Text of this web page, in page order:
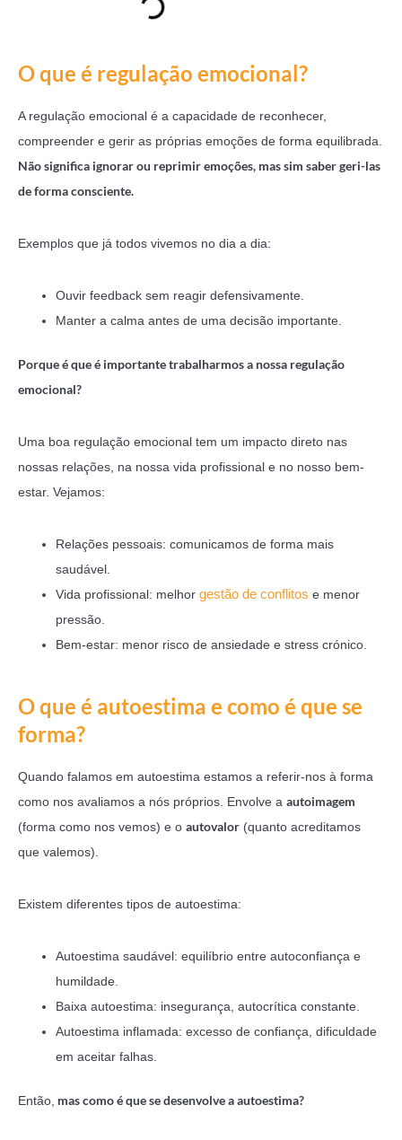
O que é regulação emocional?
A regulação emocional é a capacidade de reconhecer,
compreender e gerir as próprias emoções de forma equilibrada.
Não significa ignorar ou reprimir emoções, mas sim saber geri-las
de forma consciente.
Exemplos que já todos vivemos no dia a dia:
Ouvir feedback sem reagir defensivamente.
Manter a calma antes de uma decisão importante.
Porque é que é importante trabalharmos a nossa regulação
emocional?
Uma boa regulação emocional tem um impacto direto nas
nossas relações, na nossa vida profissional e no nosso bem-
estar. Vejamos:
Relações pessoais: comunicamos de forma mais
saudável.
Vida profissional: melhor gestão de conflitos e menor
pressão.
Bem-estar: menor risco de ansiedade e stress crónico.
O que é autoestima e como é que se
forma?
Quando falamos em autoestima estamos a referir-nos à forma
como nos avaliamos a nós próprios. Envolve a autoimagem
(forma como nos vemos) e o autovalor (quanto acreditamos
que valemos).
Existem diferentes tipos de autoestima:
Autoestima saudável: equilíbrio entre autoconfiança e
humildade.
Baixa autoestima: insegurança, autocrítica constante.
Autoestima inflamada: excesso de confiança, dificuldade
em aceitar falhas.
Então, mas como é que se desenvolve a autoestima?